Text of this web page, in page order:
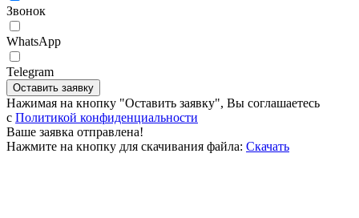
Звонок
WhatsApp
Telegram
Оставить заявку
Нажимая на кнопку "Оставить заявку", Вы соглашаетесь
c Политикой конфиденциальности
Ваше заявка отправлена!
Нажмите на кнопку для скачивания файла: Скачать